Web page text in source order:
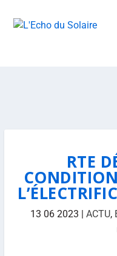
RTE
13 06 2023 |ACTU,